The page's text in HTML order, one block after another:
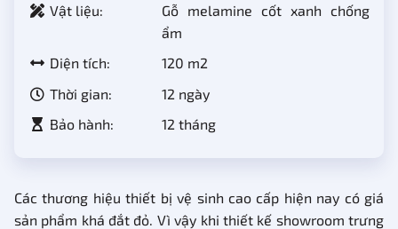
Vật liệu:
Gỗ melamine cốt xanh chống
ẩm
Diện tích:
120 m2
Thời gian:
12 ngày
Bảo hành:
12 tháng
Các thương hiệu thiết bị vệ sinh cao cấp hiện nay có giá
sản phẩm khá đắt đỏ. Vì vậy khi thiết kế showroom trưng